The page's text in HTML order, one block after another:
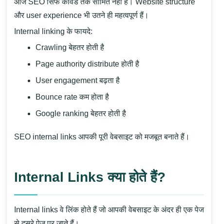
और user experience भी उतने ही महत्वपूर्ण हैं।
Internal linking के फायदे:
Crawling बेहतर होती है
Page authority distribute होती है
User engagement बढ़ता है
Bounce rate कम होता है
Google ranking बेहतर होती है
SEO internal links आपकी पूरी वेबसाइट को मजबूत बनाते हैं।
Internal Links क्या होते हैं?
Internal links वे लिंक होते हैं जो आपकी वेबसाइट के अंदर ही एक पेज